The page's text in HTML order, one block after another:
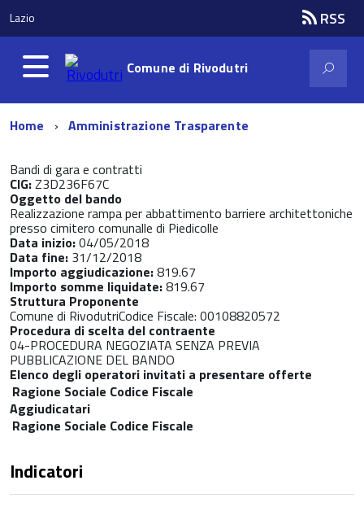
Lazio RSS
Comune di Rivodutri
Home Amministrazione Trasparente
Bandi di gara e contratti
CIG:Z3D236F67C
Oggetto del bando
Realizzazione rampa per abbattimento barriere architettoniche
presso cimitero comunalle di Piedicolle
Data inizio:04/05/2018
Data fine: 31/12/2018
Importo aggiudicazione:819.67
Importo somme liquidate:819.67
Struttura Proponente
Comune di RivodutriCodice Fiscale: 00108820572
Procedura di scelta del contraente
04-PROCEDURA NEGOZIATA SENZA PREVIA
PUBBLICAZIONE DEL BANDO
Elenco degli operatori invitati a presentare offerte
Ragione Sociale Codice Fiscale
Aggiudicatari
Ragione Sociale Codice Fiscale
Indicatori